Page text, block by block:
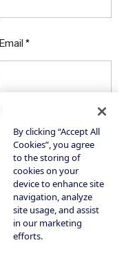
Melhore os
resultados dos
mecanismos
de pesquisa
Impulsione a
conversão e as
vendas